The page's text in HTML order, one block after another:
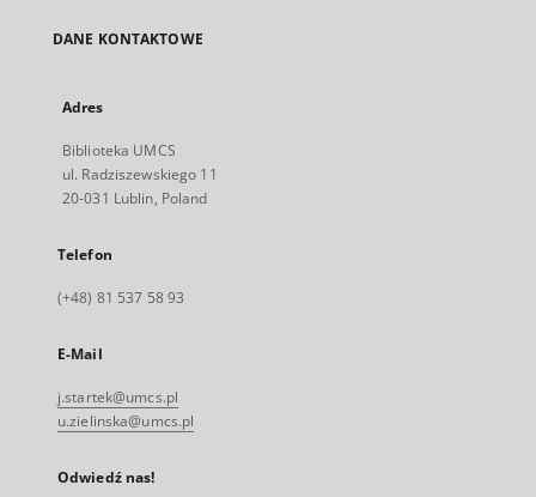
DANE KONTAKTOWE
Adres
Biblioteka UMCS
ul. Radziszewskiego 11
20-031 Lublin, Poland
Telefon
(+48) 81 537 58 93
E-Mail
j.startek@umcs.pl
u.zielinska@umcs.pl
Odwiedź nas!